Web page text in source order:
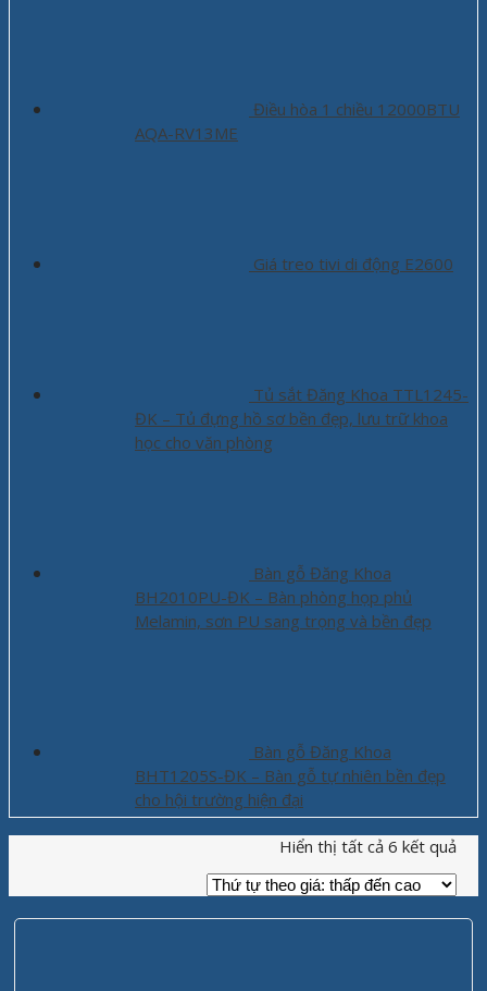
Điều hòa 1 chiều 12000BTU
AQA-RV13ME
Giá treo tivi di động E2600
Tủ sắt Đăng Khoa TTL1245-
ĐK – Tủ đựng hồ sơ bền đẹp, lưu trữ khoa
học cho văn phòng
Bàn gỗ Đăng Khoa
BH2010PU-ĐK – Bàn phòng họp phủ
Melamin, sơn PU sang trọng và bền đẹp
Bàn gỗ Đăng Khoa
BHT1205S-ĐK – Bàn gỗ tự nhiên bền đẹp
cho hội trường hiện đại
Hiển thị tất cả 6 kết quả